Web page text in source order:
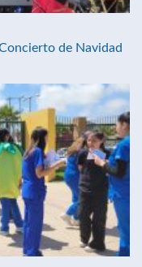
de Navidad